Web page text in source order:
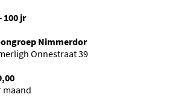
100 jr
Nimmerdor
Onnestraat 39
maand